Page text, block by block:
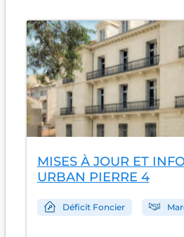
MISES À JOUR ET
URBAN PIERRE 4
Déficit Foncier